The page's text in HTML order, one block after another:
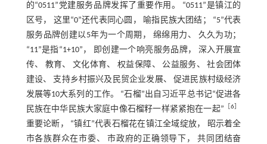
的“0511”党建服务品牌发挥了重要作用。 “0511”是镇江的
区号， 这里“0”还代表同心圆， 喻指民族大团结； “5”代表
服务品牌创建以5年为一个周期， 绵绵用力、 久久为功；
“11”是指“1+10”， 即创建一个响亮服务品牌， 深入开展宣
传、 教育、 文化体育、 权益保障、 公益服务、 社会团体
建设、 支持乡村振兴及民贸企业发展、 促进民族村级经济
发展等10大系列的工作。 “石榴”出自习近平总书记“促进各
民族在中华民族大家庭中像石榴籽一样紧紧抱在一起” ［6
重要论断， “镇红”代表石榴花在镇江全域绽放， 昭示着全
市各族群众在市委、 市政府的正确领导下， 共同团结奋